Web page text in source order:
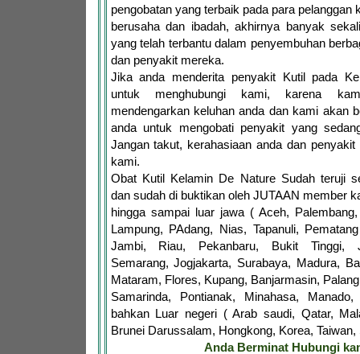
pengobatan yang terbaik pada para pelanggan
berusaha dan ibadah, akhirnya banyak
yang telah terbantu dalam penyembuhan
dan penyakit mereka.
Jika anda menderita penyakit Kutil pada
untuk menghubungi kami, karena
mendengarkan keluhan anda dan kami akan
anda untuk mengobati penyakit yang
Jangan takut, kerahasiaan anda dan penyakit
kami.
Obat Kutil Kelamin De Nature Sudah teruji
dan sudah di buktikan oleh JUTAAN member
hingga sampai luar jawa ( Aceh,
Lampung, PAdang, Nias, Tapanuli,
Jambi, Riau, Pekanbaru, Bukit Tinggi,
Semarang, Jogjakarta, Surabaya, Madura,
Mataram, Flores, Kupang, Banjarmasin,
Samarinda, Pontianak, Minahasa,
bahkan Luar negeri ( Arab saudi, Qatar,
Brunei Darussalam, Hongkong, Korea, Taiwan,
Anda Berminat Hubungi